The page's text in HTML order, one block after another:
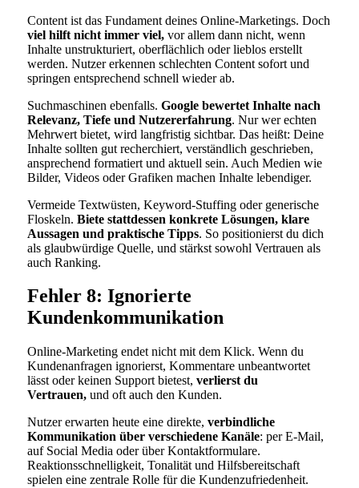
Content ist das Fundament deines Online-Marketings. Doch
viel hilft nicht immer viel, vor allem dann nicht, wenn
Inhalte unstrukturiert, oberflächlich oder lieblos erstellt
werden. Nutzer erkennen schlechten Content sofort und
springen entsprechend schnell wieder ab.
Suchmaschinen ebenfalls. Google bewertet Inhalte nach
Relevanz, Tiefe und Nutzererfahrung. Nur wer echten
Mehrwert bietet, wird langfristig sichtbar. Das heißt: Deine
Inhalte sollten gut recherchiert, verständlich geschrieben,
ansprechend formatiert und aktuell sein. Auch Medien wie
Bilder, Videos oder Grafiken machen Inhalte lebendiger.
Vermeide Textwüsten, Keyword-Stuffing oder generische
Floskeln. Biete stattdessen konkrete Lösungen, klare
Aussagen und praktische Tipps. So positionierst du dich
als glaubwürdige Quelle, und stärkst sowohl Vertrauen als
auch Ranking.
Fehler 8: Ignorierte
Kundenkommunikation
Online-Marketing endet nicht mit dem Klick. Wenn du
Kundenanfragen ignorierst, Kommentare unbeantwortet
lässt oder keinen Support bietest, verlierst du
Vertrauen,und oft auch den Kunden.
Nutzer erwarten heute eine direkte, verbindliche
Kommunikation über verschiedene Kanäle: per E-Mail,
auf Social Media oder über Kontaktformulare.
Reaktionsschnelligkeit, Tonalität und Hilfsbereitschaft
spielen eine zentrale Rolle für die Kundenzufriedenheit.